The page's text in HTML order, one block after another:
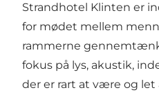
Strandhotel Klinten er
for mødet mellem
rammerne
fokus på lys, akustik,
der er rart at være og let